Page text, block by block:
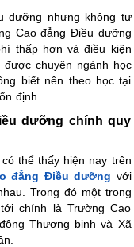
dưỡng nhưng không tự
Cao đẳng Điều dưỡng
thấp hơn và điều kiện
chuyên ngành học
biết nên theo học tại
định.
dưỡng chính quy
thể thấy hiện nay trên
đẳng Điều dưỡng với
Trong đó một trong
chính là Trường Cao
Thương binh và Xã